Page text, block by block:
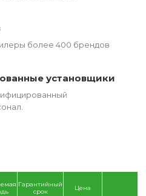
более 400 брендов
установщики
Гарантийный
срок
Цена